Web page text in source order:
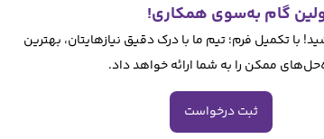
گام به‌سوی همکاری!
با تکمیل فرم؛ تیم ما با درک دقیق نیازهایتان، بهترین
ممکن را به شما ارائه خواهد داد.
ثبت درخواست